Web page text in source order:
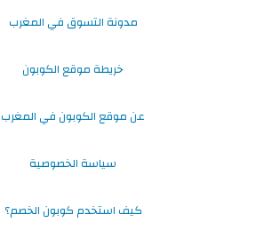
مدونة التسوق في المغرب
خريطة موقع الكوبون
عن موقع الكوبون في المغرب
سياسة الخصوصية
كيف استخدم كوبون الخصم؟